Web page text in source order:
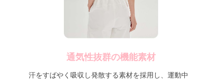
通気性抜群の機能素材
汗をすばやく吸収し発散する素材を採用し、運動中